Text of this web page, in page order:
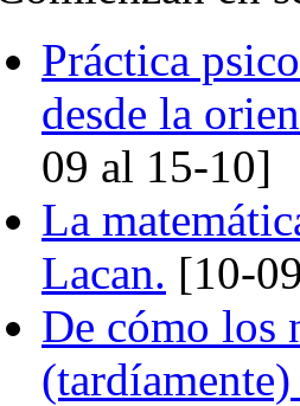
Práctica
desde la
09 al 15-10]
La
Lacan. [10-
De cómo los